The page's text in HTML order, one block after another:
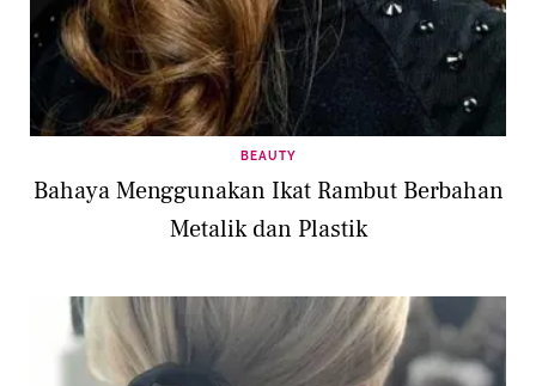
BEAUTY
Bahaya Menggunakan Ikat Rambut Berbahan
Metalik dan Plastik